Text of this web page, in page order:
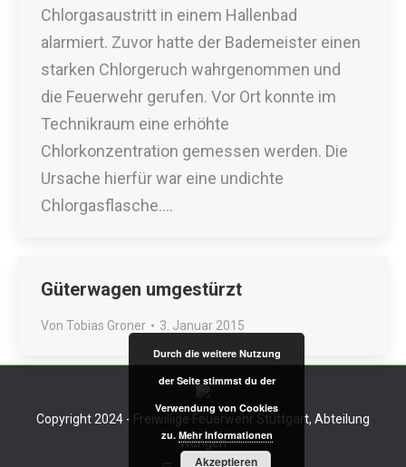
Chlorgasaustritt in einem Hallenbad
alarmiert. Zuvor hatte der Bademeister einen
starken Chlorgeruch wahrgenommen und
die Feuerwehr gerufen. Vor Ort konnte im
Technikraum eine erhöhte
Chlorkonzentration gemessen werden. Die
Ursache hierfür war eine undichte
Chlorgasflasche.…
Güterwagen umgestürzt
Von Tobias Groner 3. Januar 2015
Copyright 2024 - Freiwillige Feuerwehr Stuttgart, Abteilung
Wangen
Durch die weitere Nutzung
der Seite stimmst du der
Verwendung von Cookies
zu. Mehr Informationen
Akzeptieren